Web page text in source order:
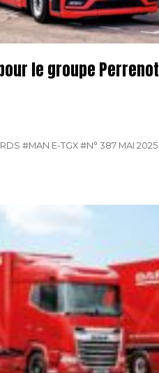
le groupe Perrenot
#MAN E-TGX#N° 387 MAI 2025